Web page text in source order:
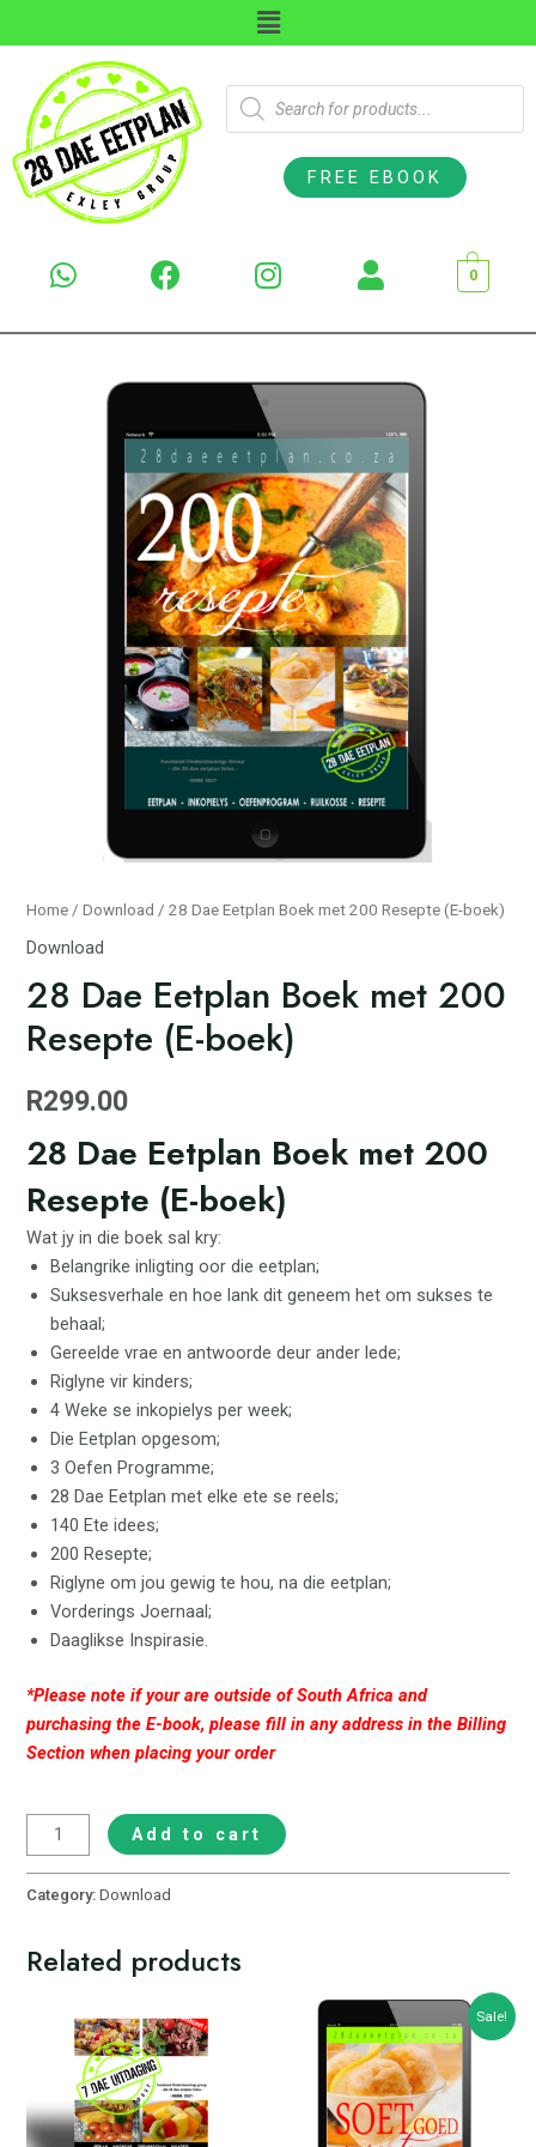
FREE EBOOK
0
Home /Download / 28 Dae Eetplan Boek met 200 Resepte (E-boek)
Download
28 Dae Eetplan Boek met 200
Resepte (E-boek)
R299.00
28 Dae Eetplan Boek met 200
Resepte (E-boek)
Wat jy in die boek sal kry:
Belangrike inligting oor die eetplan;
Suksesverhale en hoe lank dit geneem het om sukses te
behaal;
Gereelde vrae en antwoorde deur ander lede;
Riglyne vir kinders;
4 Weke se inkopielys per week;
Die Eetplan opgesom;
3 Oefen Programme;
28 Dae Eetplan met elke ete se reels;
140 Ete idees;
200 Resepte;
Riglyne om jou gewig te hou, na die eetplan;
Vorderings Joernaal;
Daaglikse Inspirasie.
*Please note if your are outside of South Africa and
purchasing the E-book, please fill in any address in the Billing
Section when placing your order
Add to cart
Category:Download
Related products
Sale!